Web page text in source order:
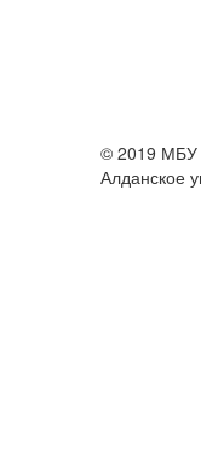
© 2019 МБУ
Алданское